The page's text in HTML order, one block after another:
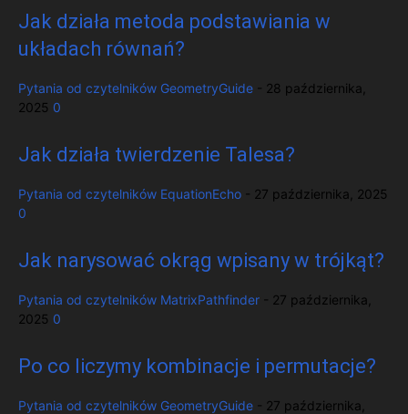
Jak działa metoda podstawiania w
układach równań?
Pytania od czytelników GeometryGuide
28 października,
2025 0
Jak działa twierdzenie Talesa?
Pytania od czytelników EquationEcho
27 października, 2025
0
Jak narysować okrąg wpisany w trójkąt?
Pytania od czytelników MatrixPathfinder
27 października,
2025 0
Po co liczymy kombinacje i permutacje?
Pytania od czytelników GeometryGuide
27 października,